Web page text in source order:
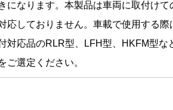
になります。本製品は車両に取付けて
応しておりません。車載で使用する際
対応品のRLR型、LFH型、HKFM型な
ご選定ください。